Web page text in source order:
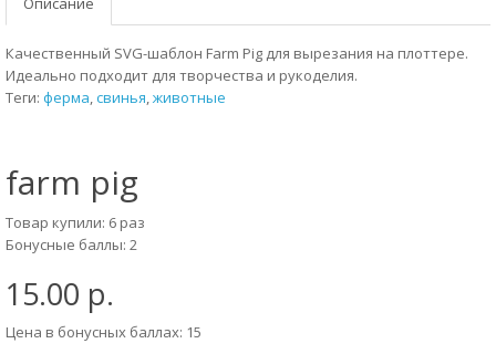
Качественный SVG-шаблон Farm Pig для вырезания на плоттере.
Идеально подходит для творчества и рукоделия.
Теги: ферма,свинья,животные
farm pig
Товар купили: 6 раз
Бонусные баллы: 2
15.00 р.
Цена в бонусных баллах: 15